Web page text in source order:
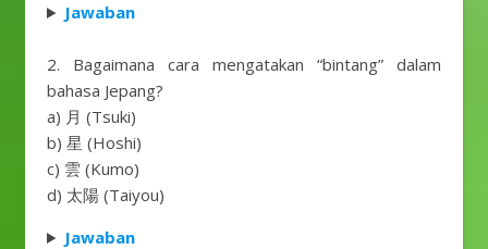
Jawaban
2. Bagaimana cara mengatakan “bintang” dalam
bahasa Jepang?
a) 月 (Tsuki)
b) 星 (Hoshi)
c) 雲 (Kumo)
d) 太陽 (Taiyou)
Jawaban